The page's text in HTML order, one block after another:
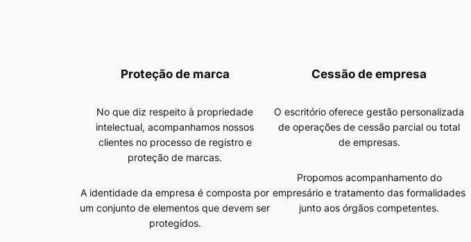
Proteção de marca
No que diz respeito à propriedade
intelectual, acompanhamos nossos
clientes no processo de registro e
proteção de marcas.
A identidade da empresa é composta por
um conjunto de elementos que devem ser
protegidos.
Cessão de empresa
O escritório oferece gestão personalizada
de operações de cessão parcial ou total
de empresas.
Propomos acompanhamento do
empresário e tratamento das formalidades
junto aos órgãos competentes.